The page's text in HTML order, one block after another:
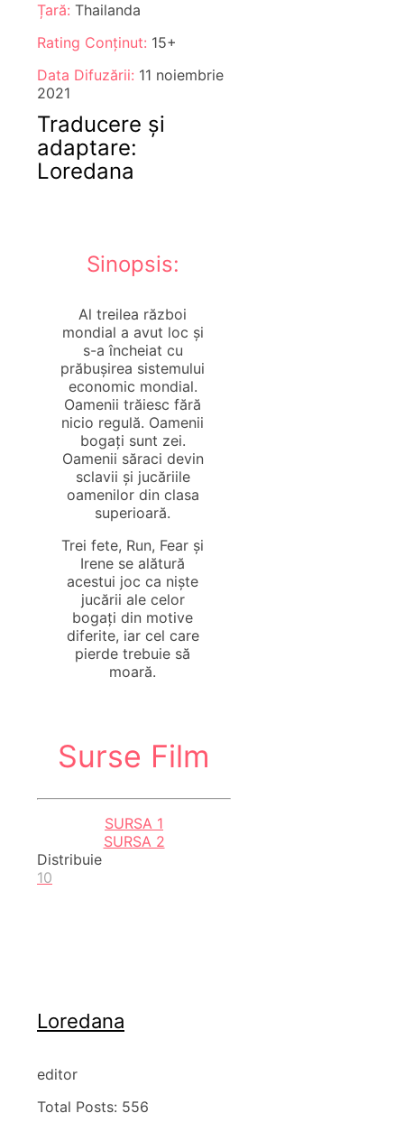
Țară: Thailanda
Rating Conținut: 15+
Data Difuzării: 11 noiembrie
2021
Traducere și
adaptare:
Loredana
Sinopsis:
Al treilea război
mondial a avut loc și
s-a încheiat cu
prăbușirea sistemului
economic mondial.
Oamenii trăiesc fără
nicio regulă. Oamenii
bogați sunt zei.
Oamenii săraci devin
sclavii și jucăriile
oamenilor din clasa
superioară.
Trei fete, Run, Fear și
Irene se alătură
acestui joc ca niște
jucării ale celor
bogați din motive
diferite, iar cel care
pierde trebuie să
moară.
Surse Film
SURSA 1
SURSA 2
Distribuie
10
Loredana
editor
Total Posts: 556